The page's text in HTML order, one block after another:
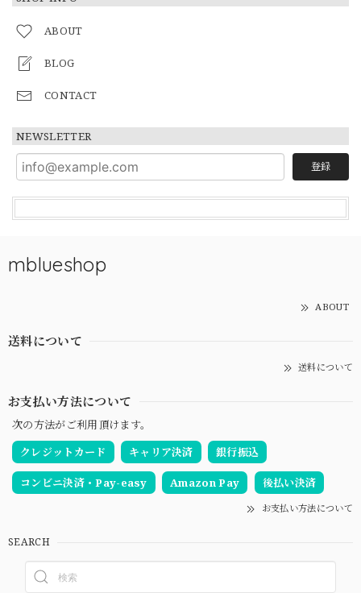
ABOUT
BLOG
CONTACT
NEWSLETTER
登録
mblueshop
ABOUT
送料について
送料について
お支払い方法について
次の方法がご利用頂けます。
クレジットカード
キャリア決済 銀行振込
コンビニ決済・Pay-easy Amazon Pay 後払い決済
お支払い方法について
SEARCH